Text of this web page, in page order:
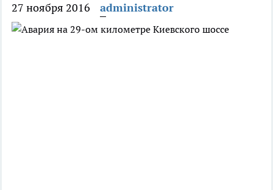
27 ноября 2016 administrator